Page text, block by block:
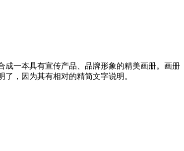
一本具有宣传产品、品牌形象的精美画册。画册
，因为其有相对的精简文字说明。